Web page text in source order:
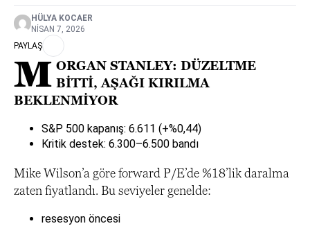
HÜLYA KOCAER
NISAN 7, 2026
PAYLAŞ
M ORGAN STANLEY: DÜZELTME
BİTTİ, AŞAĞI KIRILMA
BEKLENMİYOR
S&P 500 kapanış: 6.611 (+%0,44)
Kritik destek: 6.300–6.500 bandı
Mike Wilson’a göre forward P/E’de %18’lik daralma
zaten fiyatlandı. Bu seviyeler genelde:
resesyon öncesi